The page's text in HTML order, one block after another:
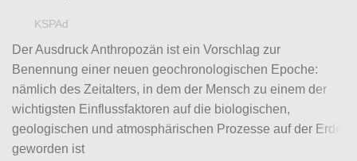
KSPAd
Der Ausdruck Anthropozän ist ein Vorschlag zur
Benennung einer neuen geochronologischen Epoche:
nämlich des Zeitalters, in dem der Mensch zu einem der
wichtigsten Einflussfaktoren auf die biologischen,
geologischen und atmosphärischen Prozesse auf der Erde
geworden ist